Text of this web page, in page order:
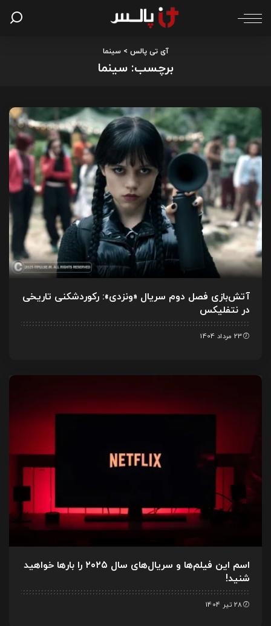
آی تی پالس >سینما
برچسب: سینما
آتش‌بازی فصل دوم سریال «ونزدی»: رکوردشکنی تاریخی
در نتفلیکس
23 مرداد 1404
اسم این فیلم‌ها و سریال‌های سال ۲۰۲۵ را بارها خواهید
شنید!
28 تیر 1404